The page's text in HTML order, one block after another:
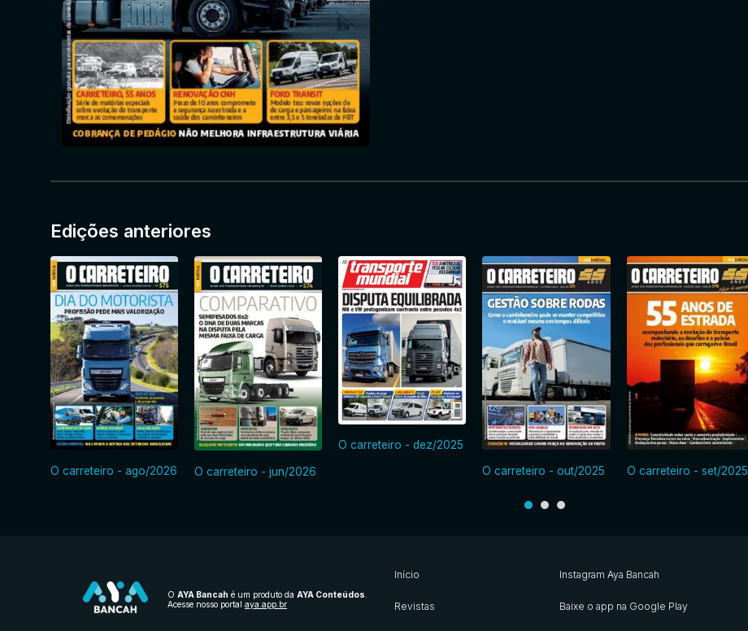
Edições anteriores
O carreteiro - ago/2026 O carreteiro - jun/2026
O carreteiro - dez/2025
O carreteiro - out/2025
O carreteiro - set/2025
O AYA Bancah é um produto da AYA Conteúdos
Acesse nosso portal aya.app.br
Início
Revistas
Instagram Aya Bancah
Baixe o app na Google Play